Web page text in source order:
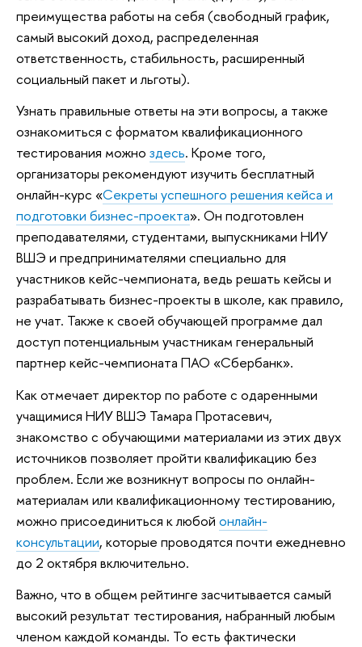
преимущества работы на себя (свободный график,
самый высокий доход, распределенная
ответственность, стабильность, расширенный
социальный пакет и льготы).
Узнать правильные ответы на эти вопросы, а также
ознакомиться с форматом квалификационного
тестирования можно здесь. Кроме того,
организаторы рекомендуют изучить бесплатный
онлайн-курс «Секреты успешного решения кейса и
подготовки бизнес-проекта». Он подготовлен
преподавателями, студентами, выпускниками НИУ
ВШЭ и предпринимателями специально для
участников кейс-чемпионата, ведь решать кейсы и
разрабатывать бизнес-проекты в школе, как правило,
не учат. Также к своей обучающей программе дал
доступ потенциальным участникам генеральный
партнер кейс-чемпионата ПАО «Сбербанк».
Как отмечает директор по работе с одаренными
учащимися НИУ ВШЭ Тамара Протасевич,
знакомство с обучающими материалами из этих двух
источников позволяет пройти квалификацию без
проблем. Если же возникнут вопросы по онлайн-
материалам или квалификационному тестированию,
можно присоединиться к любой онлайн-
консультации, которые проводятся почти ежедневно
до 2 октября включительно.
Важно, что в общем рейтинге засчитывается самый
высокий результат тестирования, набранный любым
членом каждой команды. То есть фактически